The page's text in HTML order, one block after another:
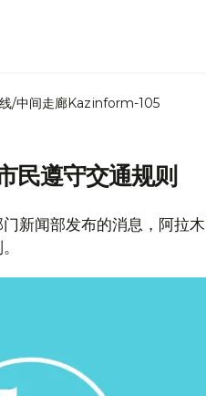
/中间走廊Kazinform-105
民遵守交通规则
新闻部发布的消息，阿拉